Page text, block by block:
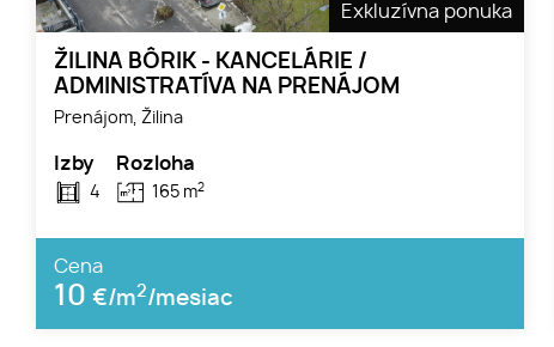
Exkluzívna ponuka
ŽILINA BÔRIK - KANCELÁRIE /
ADMINISTRATÍVA NA PRENÁJOM
Prenájom, Žilina
Izby
4
Rozloha
165 m2
Cena
10 €/m2/mesiac